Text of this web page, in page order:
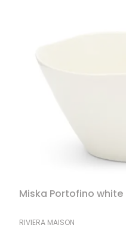
Miska Portofino white
PRODUCENT
RIVIERA MAISON